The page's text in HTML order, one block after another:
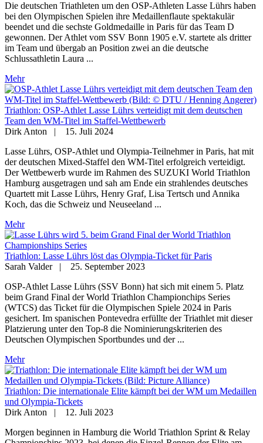
Die deutschen Triathleten um den OSP-Athleten Lasse Lührs haben
bei den Olympischen Spielen ihre Medaillenflaute spektakulär
beendet und die sechste Goldmedaille in Paris für das Team D
gewonnen. Der Athlet vom SSV Bonn 1905 e.V. startete als dritter
im Team und übergab an Position zwei an die deutsche
Schlussathletin Laura ...
Mehr
Triathlon: OSP-Athlet Lasse Lührs verteidigt mit dem deutschen
Team den WM-Titel im Staffel-Wettbewerb
Dirk Anton | 15. Juli 2024
Lasse Lührs, OSP-Athlet und Olympia-Teilnehmer in Paris, hat mit
der deutschen Mixed-Staffel den WM-Titel erfolgreich verteidigt.
Der Wettbewerb wurde im Rahmen des SUZUKI World Triathlon
Hamburg ausgetragen und sah am Ende ein strahlendes deutsches
Quartett mit Lasse Lührs, Henry Graf, Lisa Tertsch und Annika
Koch, das die Schweiz und Neuseeland ...
Mehr
Triathlon: Lasse Lührs löst das Olympia-Ticket für Paris
Sarah Valder| 25. September 2023
OSP-Athlet Lasse Lührs (SSV Bonn) hat sich mit einem 5. Platz
beim Grand Final der World Triathlon Championchips Series
(WTCS) das Ticket für die Olympischen Spiele 2024 in Paris
gesichert. Im spanischen Pontevedra erfüllte der Triathlet mit dieser
Platzierung unter den Top-8 die Nominierungskriterien des
Deutschen Olympischen Sportbundes und der ...
Mehr
Triathlon: Die internationale Elite kämpft bei der WM um Medaillen
und Olympia-Tickets
Dirk Anton | 12. Juli 2023
Morgen beginnen in Hamburg die World Triathlon Sprint & Relay